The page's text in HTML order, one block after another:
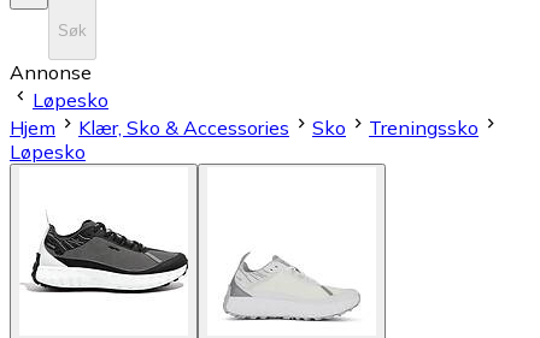
Søk
Annonse
Løpesko
Hjem
Klær, Sko & Accessories Sko
Treningssko
Løpesko